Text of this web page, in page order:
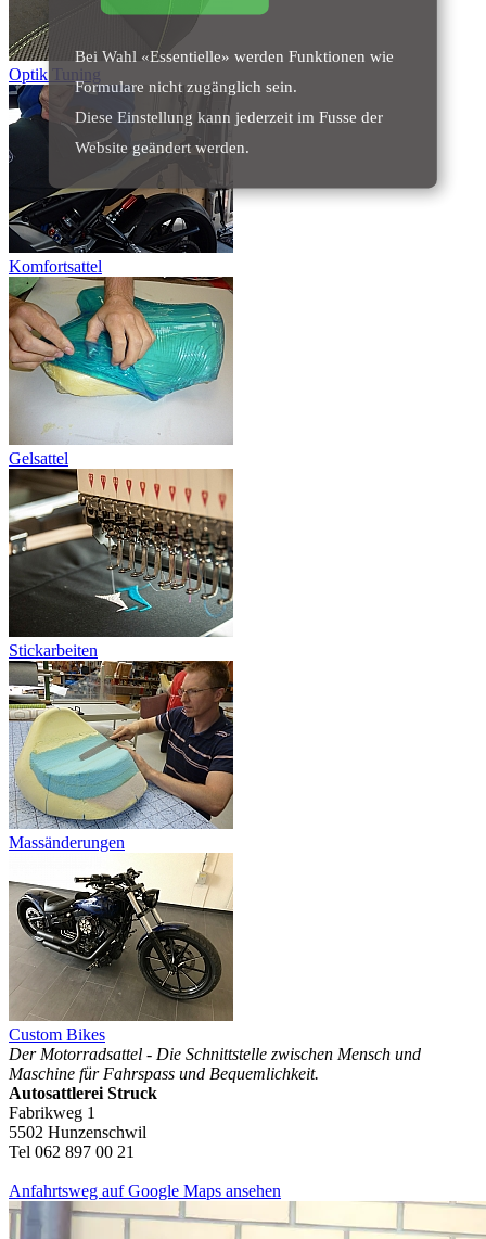
Optik Tuning
Komfortsattel
Gelsattel
Stickarbeiten
Massänderungen
Custom Bikes
Der Motorradsattel - Die Schnittstelle zwischen Mensch und
Maschine für Fahrspass und Bequemlichkeit.
Autosattlerei Struck
Fabrikweg 1
5502 Hunzenschwil
Tel 062 897 00 21
Anfahrtsweg auf Google Maps ansehen
Bei Wahl «Essentielle» werden Funktionen wie
Formulare nicht zugänglich sein.
Diese Einstellung kann jederzeit im Fusse der
Website geändert werden.